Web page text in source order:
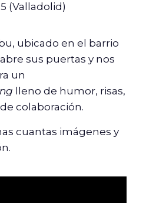
(Valladolid)
ubicado en el barrio
sus puertas y nos
un
lleno de humor, risas,
colaboración.
cuantas imágenes y